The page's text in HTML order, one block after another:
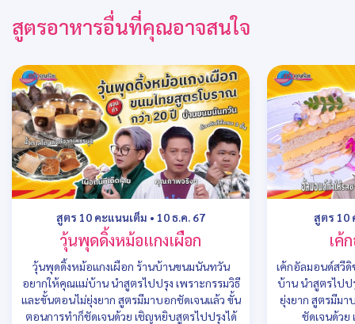
สูตรอาหารอื่นที่คุณอาจสนใจ
สูตร 10 คะแนนเต็ม • 10 ธ.ค. 67
วุ้นพุดดิ้งหม้อแกงเผือก
วุ้นพุดดิ้งหม้อแกงเผือก ร้านบ้านขนมนันทวัน
อยากให้คุณแม่บ้าน นำสูตรไปปรุง เพราะกรรมวิธี
และขั้นตอนไม่ยุ่งยาก สูตรมีมาบอกชัดเจนแล้ว ขั้น
ตอนการทำก็ชัดเจนด้วย เชิญหยิบสูตรไปปรุงได้
สูตร 10
เค้
เค้กอัลมอนด์สวี
บ้าน นำสูตรไปป
ยุ่งยาก สูตรมีม
ชัดเจนด้วย